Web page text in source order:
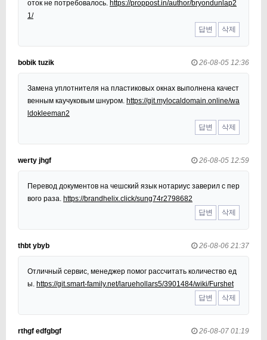
оток не потребовалось. https://proppost.in/author/bryondunlap2
1/
답변
삭제
bobik tuzik 26-08-05 12:36
Замена уплотнителя на пластиковых окнах выполнена качест
венным каучуковым шнуром. https://git.mylocaldomain.online/wa
ldokleeman2
답변
삭제
werty jhgf 26-08-05 12:59
Перевод документов на чешский язык нотариус заверил с пер
вого раза. https://brandhelix.click/sung74r2798682
답변
삭제
thbt ybyb 26-08-06 21:37
Отличный сервис, менеджер помог рассчитать количество ед
ы. https://git.smart-family.net/laruehollars5/3901484/wiki/Furshet
답변
삭제
rthgf edfgbgf 26-08-07 01:19